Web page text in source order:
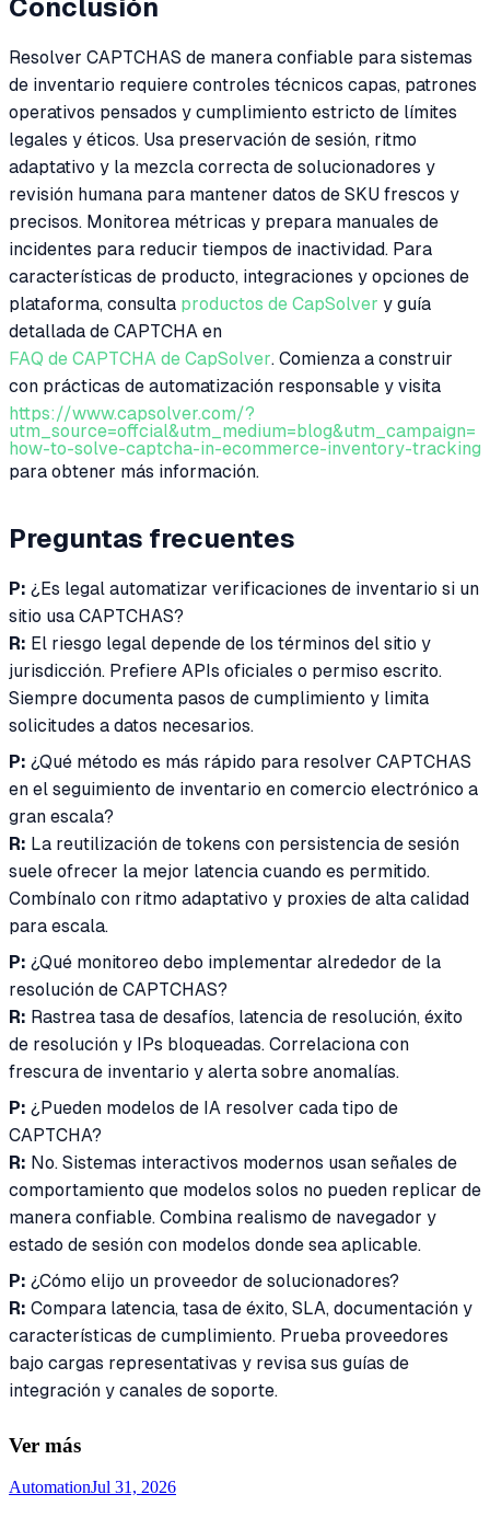
Conclusión
Resolver CAPTCHAS de manera confiable para sistemas
de inventario requiere controles técnicos capas, patrones
operativos pensados y cumplimiento estricto de límites
legales y éticos. Usa preservación de sesión, ritmo
adaptativo y la mezcla correcta de solucionadores y
revisión humana para mantener datos de SKU frescos y
precisos. Monitorea métricas y prepara manuales de
incidentes para reducir tiempos de inactividad. Para
características de producto, integraciones y opciones de
plataforma, consulta productos de CapSolver y guía
detallada de CAPTCHA en
FAQ de CAPTCHA de CapSolver. Comienza a construir
con prácticas de automatización responsable y visita
https://www.capsolver.com/?
utm_source=offcial&utm_medium=blog&utm_campaign=
how-to-solve-captcha-in-ecommerce-inventory-tracking
para obtener más información.
Preguntas frecuentes
P: ¿Es legal automatizar verificaciones de inventario si un
sitio usa CAPTCHAS?
R: El riesgo legal depende de los términos del sitio y
jurisdicción. Prefiere APIs oficiales o permiso escrito.
Siempre documenta pasos de cumplimiento y limita
solicitudes a datos necesarios.
P: ¿Qué método es más rápido para resolver CAPTCHAS
en el seguimiento de inventario en comercio electrónico a
gran escala?
R: La reutilización de tokens con persistencia de sesión
suele ofrecer la mejor latencia cuando es permitido.
Combínalo con ritmo adaptativo y proxies de alta calidad
para escala.
P: ¿Qué monitoreo debo implementar alrededor de la
resolución de CAPTCHAS?
R: Rastrea tasa de desafíos, latencia de resolución, éxito
de resolución y IPs bloqueadas. Correlaciona con
frescura de inventario y alerta sobre anomalías.
P: ¿Pueden modelos de IA resolver cada tipo de
CAPTCHA?
R: No. Sistemas interactivos modernos usan señales de
comportamiento que modelos solos no pueden replicar de
manera confiable. Combina realismo de navegador y
estado de sesión con modelos donde sea aplicable.
P: ¿Cómo elijo un proveedor de solucionadores?
R: Compara latencia, tasa de éxito, SLA, documentación y
características de cumplimiento. Prueba proveedores
bajo cargas representativas y revisa sus guías de
integración y canales de soporte.
Ver más
AutomationJul 31, 2026